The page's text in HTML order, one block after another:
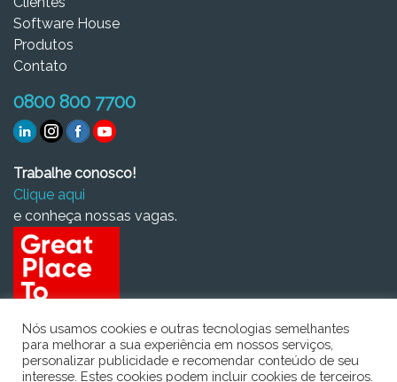
Software House
Produtos
Contato
0800 800 7700
Trabalhe conosco!
Clique aqui
e conheça nossas vagas.
Nós usamos cookies e outras tecnologias semelhantes
para melhorar a sua experiência em nossos serviços,
personalizar publicidade e recomendar conteúdo de seu
interesse. Estes cookies podem incluir cookies de terceiros.